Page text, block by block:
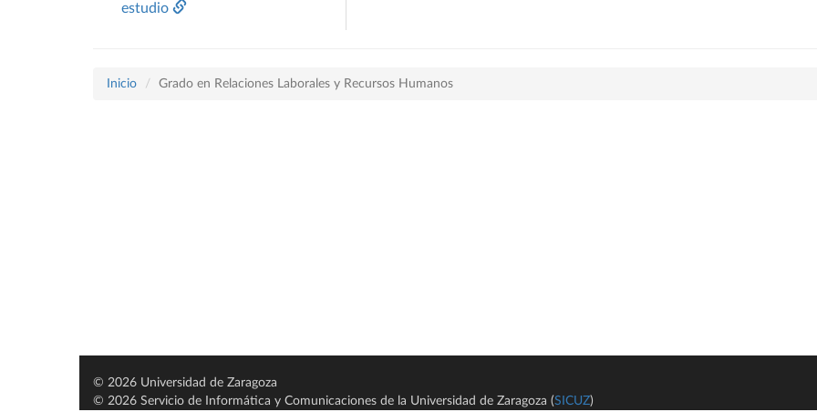
estudio
Inicio Grado en Relaciones Laborales y Recursos Humanos
© 2026 Universidad de Zaragoza
© 2026 Servicio de Informática y Comunicaciones de la Universidad de Zaragoza (SICUZ)